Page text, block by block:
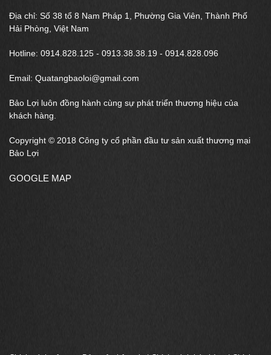
Địa chỉ: Số 38 tổ 8 Nam Pháp 1, Phường Gia Viên, Thành Phố
Hải Phòng, Việt Nam
Hotline: 0914.828.125 - 0913.38.38.19 - 0914.828.096
Email: Quatangbaoloi@gmail.com
Bảo Lợi luôn đồng hành cùng sự phát triển thương hiệu của
khách hàng.
Copyright © 2018 Công ty cổ phần đầu tư sản xuất thương mại
Bảo Lợi
GOOGLE MAP